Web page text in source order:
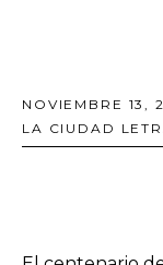
NOVIEMBRE 13,
LA CIUDAD